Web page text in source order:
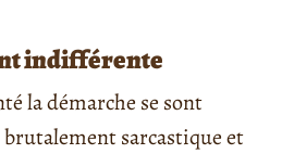
indifférente
la démarche se sont
sarcastique et